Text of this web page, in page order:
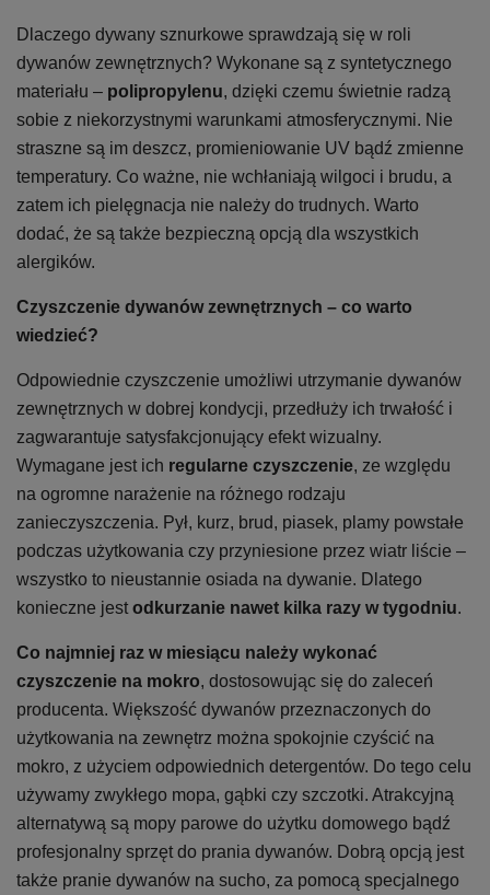
Dlaczego dywany sznurkowe sprawdzają się w roli
dywanów zewnętrznych? Wykonane są z syntetycznego
materiału – polipropylenu, dzięki czemu świetnie radzą
sobie z niekorzystnymi warunkami atmosferycznymi. Nie
straszne są im deszcz, promieniowanie UV bądź zmienne
temperatury. Co ważne, nie wchłaniają wilgoci i brudu, a
zatem ich pielęgnacja nie należy do trudnych. Warto
dodać, że są także bezpieczną opcją dla wszystkich
alergików.
Czyszczenie dywanów zewnętrznych – co warto
wiedzieć?
Odpowiednie czyszczenie umożliwi utrzymanie dywanów
zewnętrznych w dobrej kondycji, przedłuży ich trwałość i
zagwarantuje satysfakcjonujący efekt wizualny.
Wymagane jest ich regularne czyszczenie, ze względu
na ogromne narażenie na różnego rodzaju
zanieczyszczenia. Pył, kurz, brud, piasek, plamy powstałe
podczas użytkowania czy przyniesione przez wiatr liście –
wszystko to nieustannie osiada na dywanie. Dlatego
konieczne jest odkurzanie nawet kilka razy w tygodniu.
Co najmniej raz w miesiącu należy wykonać
czyszczenie na mokro, dostosowując się do zaleceń
producenta. Większość dywanów przeznaczonych do
użytkowania na zewnętrz można spokojnie czyścić na
mokro, z użyciem odpowiednich detergentów. Do tego celu
używamy zwykłego mopa, gąbki czy szczotki. Atrakcyjną
alternatywą są mopy parowe do użytku domowego bądź
profesjonalny sprzęt do prania dywanów. Dobrą opcją jest
także pranie dywanów na sucho, za pomocą specjalnego